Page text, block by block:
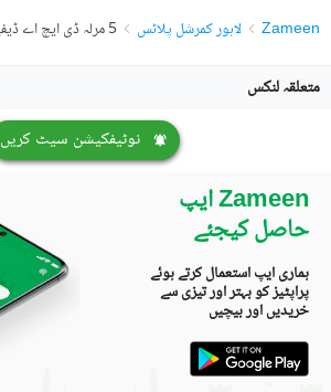
Zameen لاہور کمرشل پلاٹس 5 مرلہ ڈی ایچ اے ڈیفینس کمرشل پلاٹس
متعلقہ لنکس
نوٹیفکیشن سیٹ کریں
Zameen ایپ
حاصل کیجئے
ہماری ایپ استعمال کرتے ہوئے
پراپٹیز کو بہتر اور تیزی سے
خریدیں اور بیچیں